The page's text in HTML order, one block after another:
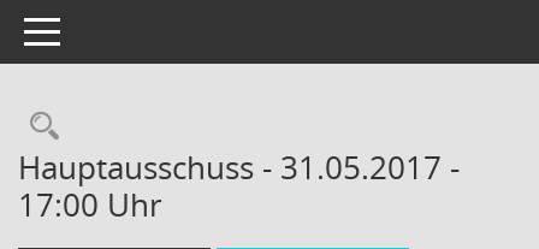
Toggle navigation
Hauptausschuss - 31.05.2017 -
17:00 Uhr